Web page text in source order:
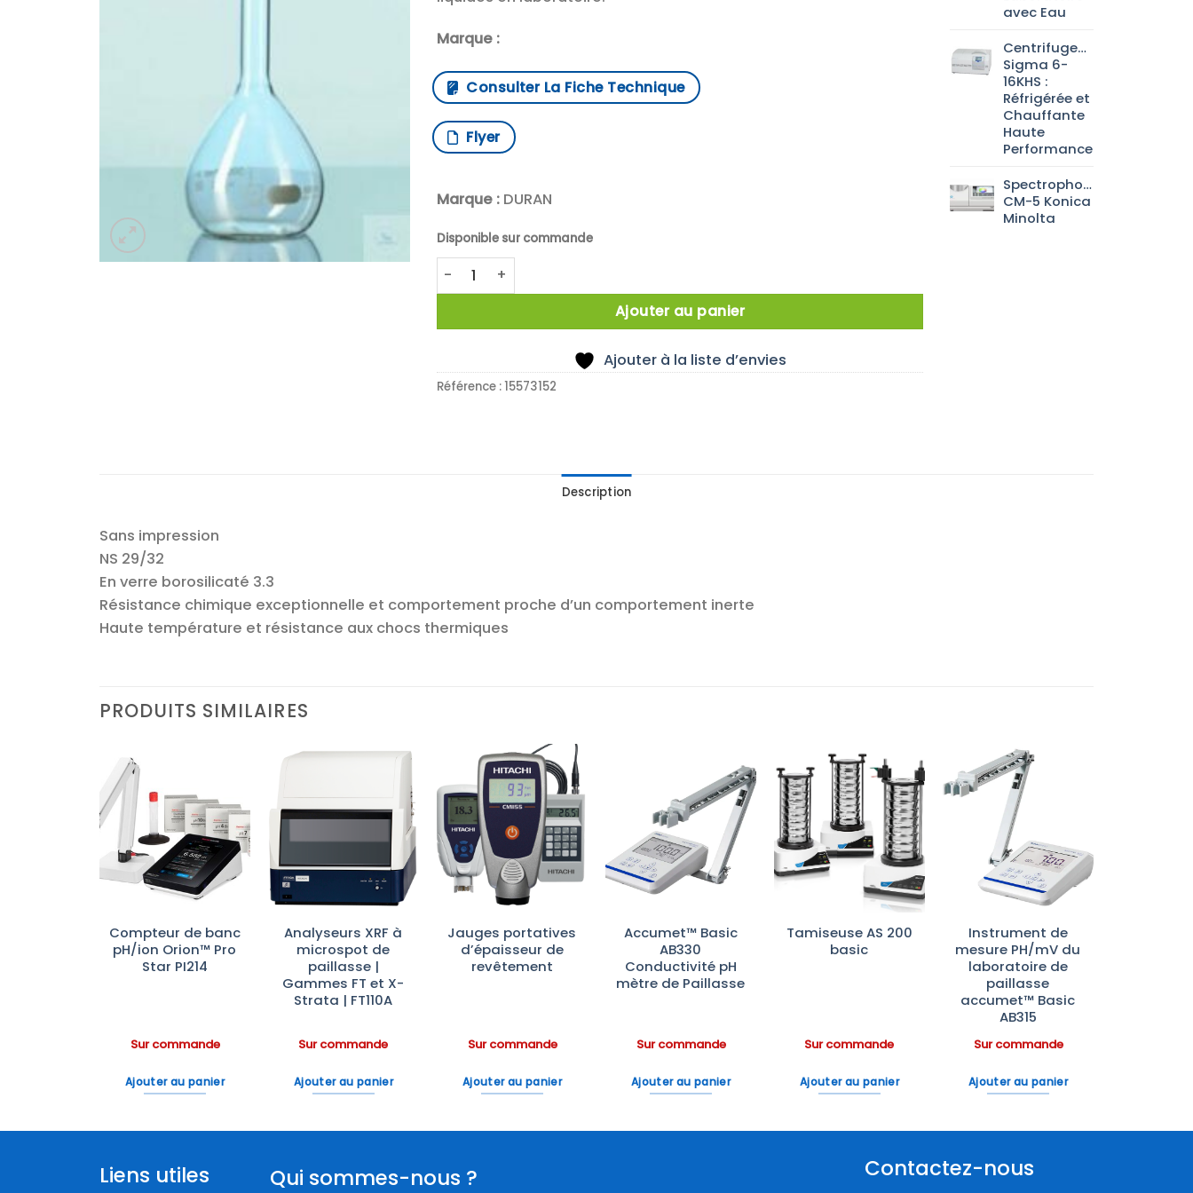
Marque :
Consulter La Fiche Technique
Flyer
Marque :DURAN
Disponible sur commande
quantité de Duran™ Fiole jaugée avec bouchon non rodé
Ajouter au panier
Ajouter à la liste d’envies
Référence :15573152
avec Eau
Centrifugeuse
Sigma 6-
16KHS :
Réfrigérée et
Chauffante
Haute
Performance
Spectrophotomètre
CM-5 Konica
Minolta
Description
Sans impression
NS 29/32
En verre borosilicaté 3.3
Résistance chimique exceptionnelle et comportement proche d’un comportement inerte
Haute température et résistance aux chocs thermiques
PRODUITS SIMILAIRES
Ajouter
à la liste
d’envies
Compteur de banc
pH/ion Orion™ Pro
Star PI214
Sur commande
Ajouter au panier
Ajouter
à la liste
d’envies
Analyseurs XRF à
microspot de
paillasse |
Gammes FT et X-
Strata | FT110A
Sur commande
Ajouter au panier
Ajouter
à la liste
d’envies
Jauges portatives
d’épaisseur de
revêtement
Sur commande
Ajouter au panier
Ajouter
à la liste
d’envies
Accumet™ Basic
AB330
Conductivité pH
mètre de Paillasse
Sur commande
Ajouter au panier
Ajouter
à la liste
d’envies
Tamiseuse AS 200
basic
Sur commande
Ajouter au panier
à la liste
d’envies
Instrument de
mesure PH/mV du
laboratoire de
paillasse
accumet™ Basic
AB315
Sur commande
Ajouter au panier
Liens utiles Qui sommes-nous ? Contactez-nous